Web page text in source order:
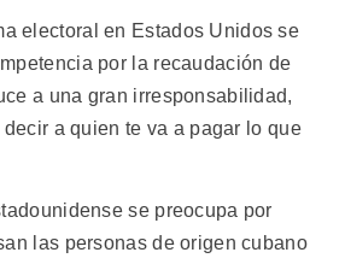
electoral en Estados Unidos se
por la recaudación de
a una gran irresponsabilidad,
a quien te va a pagar lo que
se preocupa por
las personas de origen cubano